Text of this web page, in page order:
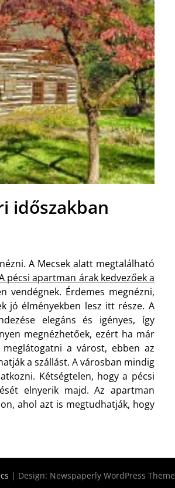
időszakban
A Mecsek alatt megtalálható
pécsi apartman árak kedvezőek a
vendégnek. Érdemes megnézni,
jó élményekben lesz itt része. A
elegáns és igényes, így
megnézhetőek, ezért ha már
a várost, ebben az
a szállást. A városban mindig
Kétségtelen, hogy a pécsi
elnyerik majd. Az apartman
ahol azt is megtudhatják, hogy
| Design: Newspaperly WordPress Theme